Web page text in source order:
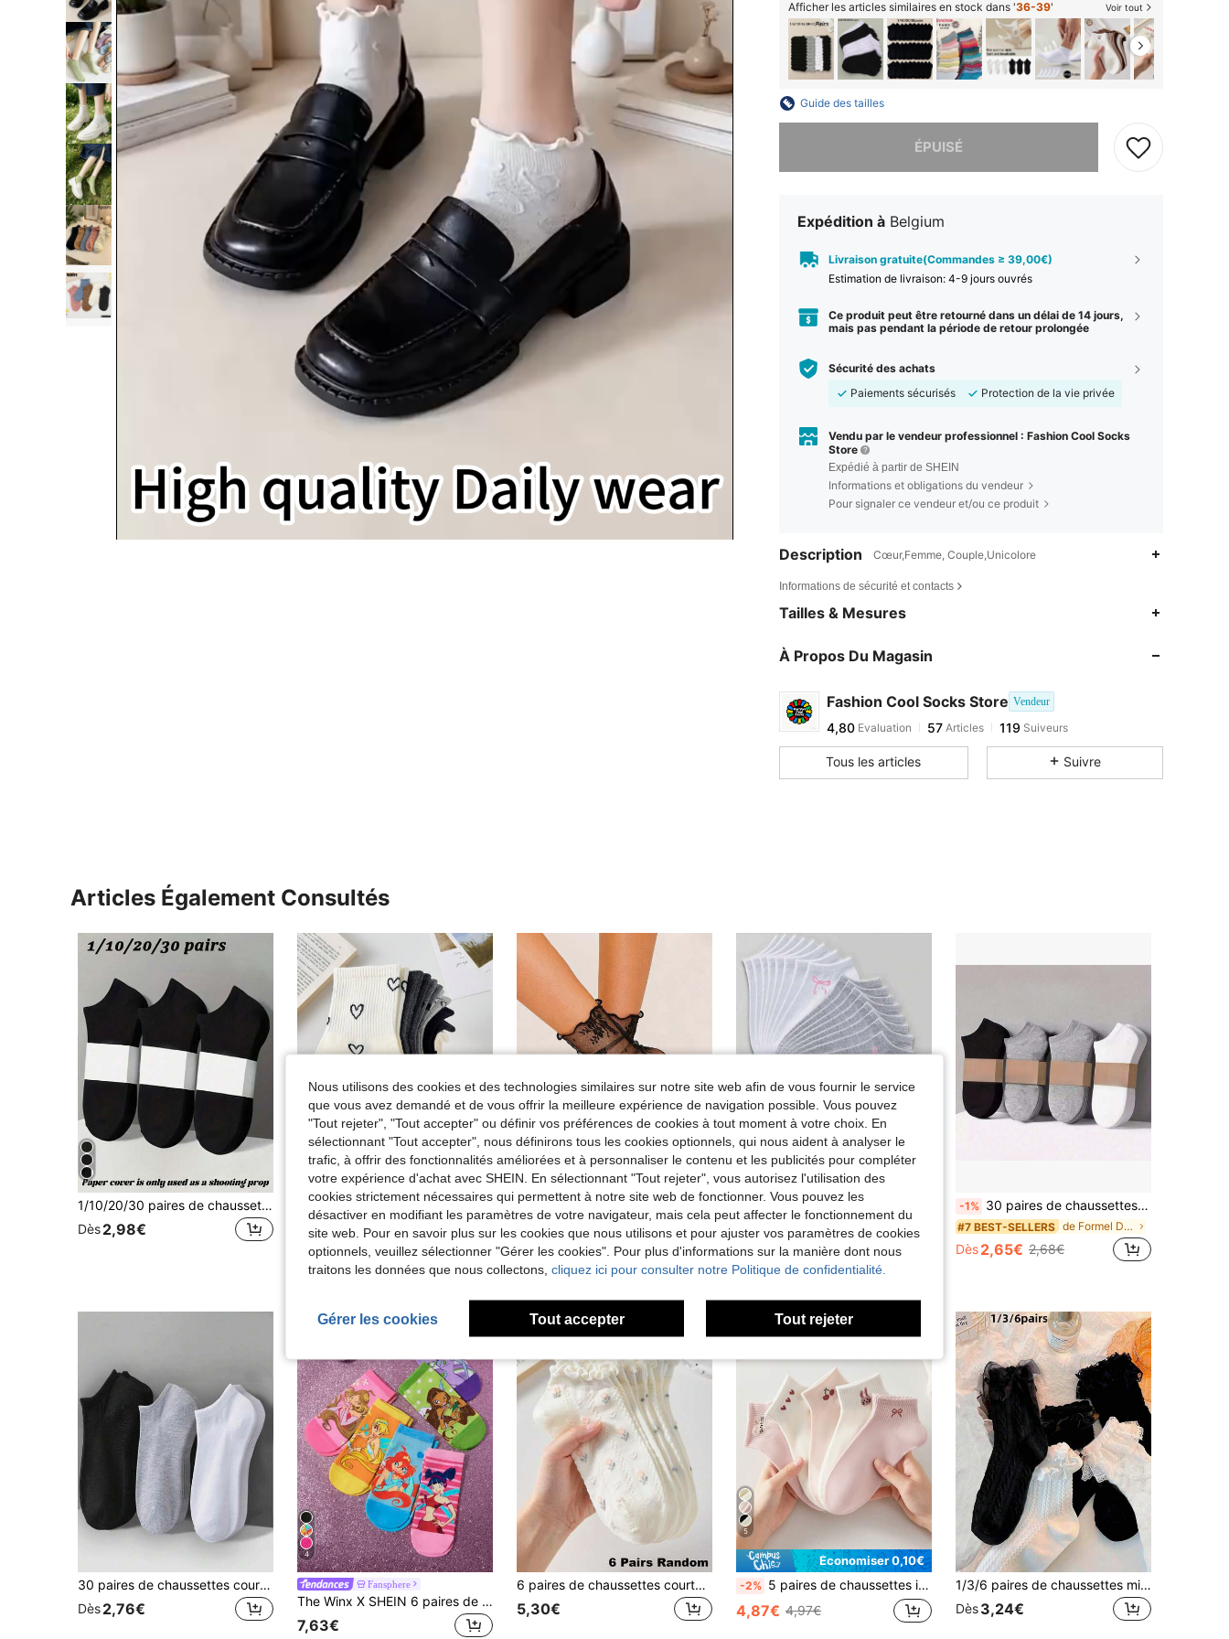
Afficher les articles similaires en stock dans '36-39' Voir tout
Guide des tailles
ÉPUISÉ
Désolés, ce produit est épuisé.
Expédition à Belgium
Livraison gratuite(Commandes ≥ 39,00€)
Estimation de livraison: 4-9 jours ouvrés
Ce produit peut être retourné dans un délai de 14 jours,
mais pas pendant la période de retour prolongée
Sécurité des achats
Paiements sécurisés
Protection de la vie privée
Vendu par le vendeur professionnel : Fashion Cool Socks
Store
Expédié à partir de SHEIN
Informations et obligations du vendeur
Pour signaler ce vendeur et/ou ce produit
Description Cœur,Femme, Couple,Unicolore
Informations de sécurité et contacts
Tailles & Mesures
À Propos Du Magasin
Fashion Cool Socks Store Vendeur
4,80 Evaluation 57 Articles 119 Suiveurs
Tous les articles Suivre
Articles Également Consultés
1/10/20/30 paires de chaussettes noires unisexes, chaussettes invisibles, chaussettes de sport, chaussettes minimalistes tout-aller respirantes, douces et confortables, polyvalentes, style de couple, convenant pour le port quotidien ou décontracté en extérieur
Dès2,98€
4
5 paires de chaussettes courtes mignonnes en forme de cœur pour femmes, chaussettes mi-mollet blanches et noires décontractées et confortables, style scolaire pour étudiantes, couleurs aléatoires, convient pour le printemps, l'été, l'automne, l'hiver, l'usage quotidien
5,67€
Entrepôt UE 1/2/3 paires de chaussettes mi-mollet pour femmes à motif de vigne florale française noir & blanc, douces et confortables, style minimaliste mode, adaptées pour le quotidien, les fêtes, les affaires et les voyages
#5 BEST-SELLERS
Dès3,30€
Économiser 0,04€
Dès4,14€ 4,18€
-1% 30 paires de chaussettes courtes unisexes de couleur unie, chaussettes de cheville basses, souples et légères, convenant aux hommes et aux femmes, chaussettes pour femmes, chaussettes invisibles, chaussettes courtes, chaussettes blanches, chaussettes grises, chaussettes noires, chaussettes mignonnes, chaussettes pour filles, convenant à l'automne, l'hiver, le printemps, l'été, design en maille respirant, design de trous de ventilation de style rail, évacuation de l'humidité 1/3/5/6/9/10/15/20 paires
#7 BEST-SELLERS de Formel Décontracté Chaussettes pour femmes
Dès2,65€ 2,68€
30 paires de chaussettes courtes de couleur unie pour femmes, chaussettes courtes invisibles, chaussettes courtes blanches, chaussettes courtes grises, chaussettes courtes noires, chaussettes courtes pour femmes, chaussettes courtes mignonnes, chaussettes courtes automne/hiver, chaussettes courtes printemps/été, design respirant, évacuation de l'humidité, doux et confortable, convient pour diverses fêtes, sports, tenue décontractée. (1/3/5/6/10/15/30 paires)
Dès2,76€
4
Fansphere
The Winx X SHEIN 6 paires de chaussettes montantes femmes avec personnages de dessins animés, chaussettes souples et respirantes avec talon renforcé, convenant à toutes les saisons
7,63€
6 paires de chaussettes courtes pour femmes avec motifs élégants de fleurs, cœurs et pois, bord à volants et tricot torsadé, luxueuses, élégantes et romantiques, antidérapantes, confortables et respirantes, convenant pour le sport et le décontracté
5,30€
5
Économiser 0,10€
-2% 5 paires de chaussettes invisibles basses et respirantes pour femmes avec motifs mignons de cerises, nœuds, lapins et cœurs. Couleurs blanc et rose, convient pour un port décontracté quotidien, idéal pour le printemps et l'été.
4,87€ 4,97€
1/3/6 paires de chaussettes mi-mollet style Lolita avec dentelle torsadée, chaussettes pour femmes esthétiques et délicates comme des fées, respirantes, douces pour la peau, polyvalentes pour un style quotidien de fille
Dès3,24€
Nous utilisons des cookies et des technologies similaires sur notre site web afin de vous fournir le service
que vous avez demandé et de vous offrir la meilleure expérience de navigation possible. Vous pouvez
"Tout rejeter", "Tout accepter" ou définir vos préférences de cookies à tout moment à votre choix. En
sélectionnant "Tout accepter", nous définirons tous les cookies optionnels, qui nous aident à analyser le
trafic, à offrir des fonctionnalités améliorées et à personnaliser le contenu et les publicités pour compléter
votre expérience d'achat avec SHEIN. En sélectionnant "Tout rejeter", vous autorisez l'utilisation des
cookies strictement nécessaires qui permettent à notre site web de fonctionner. Vous pouvez les
désactiver en modifiant les paramètres de votre navigateur, mais cela peut affecter le fonctionnement du
site web. Pour en savoir plus sur les cookies que nous utilisons et pour ajuster vos paramètres de cookies
optionnels, veuillez sélectionner "Gérer les cookies". Pour plus d'informations sur la manière dont nous
traitons les données que nous collectons, cliquez ici pour consulter notre Politique de confidentialité.
Gérer les cookies Tout accepter Tout rejeter